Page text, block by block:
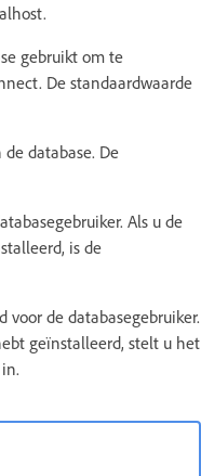
gebruikt om te
De standaardwaarde
database. De
Als u de
is de
voor de databasegebruiker.
geïnstalleerd, stelt u het